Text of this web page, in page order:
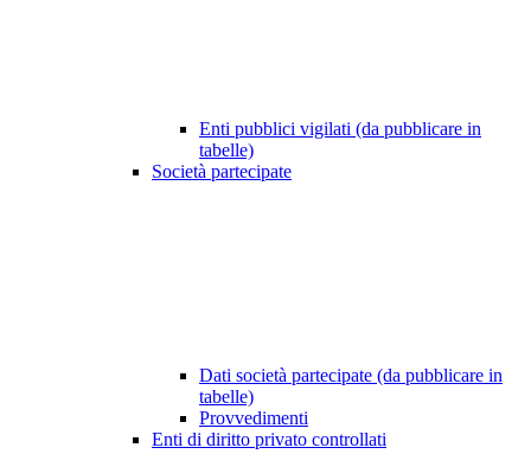
Enti pubblici vigilati (da pubblicare in
tabelle)
Società partecipate
Dati società partecipate (da pubblicare in
tabelle)
Provvedimenti
Enti di diritto privato controllati